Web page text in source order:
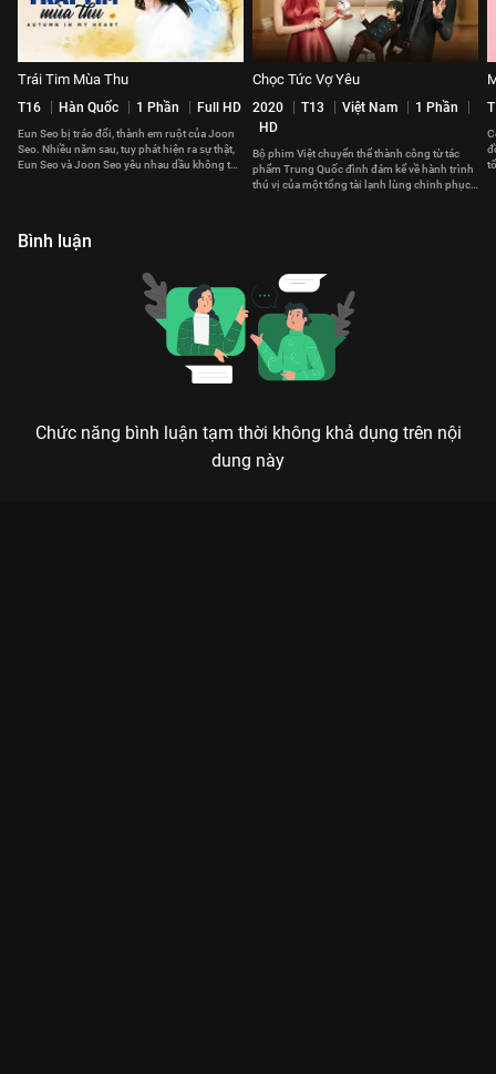
Trái Tim Mùa Thu
T16 Hàn Quốc 1 Phần Full HD
Eun Seo bị tráo đổi, thành em ruột của Joon
Seo. Nhiều năm sau, tuy phát hiện ra sự thật,
Eun Seo và Joon Seo yêu nhau dầu không thể
Chọc Tức Vợ Yêu
2020 T13 Việt Nam
1 Phần
HD
Bộ phim Việt chuyển thể thành công từ tác
phẩm Trung Quốc đình đám kể về hành trình
thú vị của một tổng tài lạnh lùng chinh phục
Bình luận
Chức năng bình luận tạm thời không khả dụng trên nội
dung này